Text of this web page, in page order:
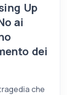
Up
ai
dei
che